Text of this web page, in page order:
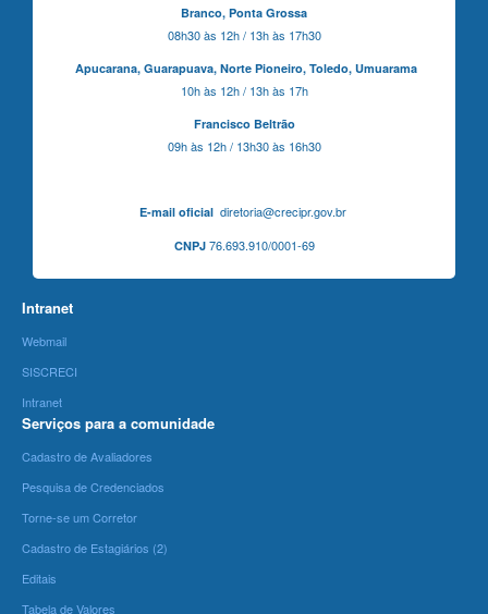
Branco, Ponta Grossa
08h30 às 12h / 13h às 17h30
Apucarana, Guarapuava, Norte Pioneiro, Toledo, Umuarama
10h às 12h / 13h às 17h
Francisco Beltrão
09h às 12h / 13h30 às 16h30
E-mail oficialdiretoria@crecipr.gov.br
CNPJ76.693.910/0001-69
Intranet
Webmail
SISCRECI
Intranet
Serviços para a comunidade
Cadastro de Avaliadores
Pesquisa de Credenciados
Torne-se um Corretor
Cadastro de Estagiários (2)
Editais
Tabela de Valores